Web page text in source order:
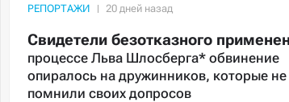
РЕПОРТАЖИ
Свидетели безотказного
процессе Льва Шлосберга* обвинение
опиралось на дружинников, которые не
помнили своих допросов